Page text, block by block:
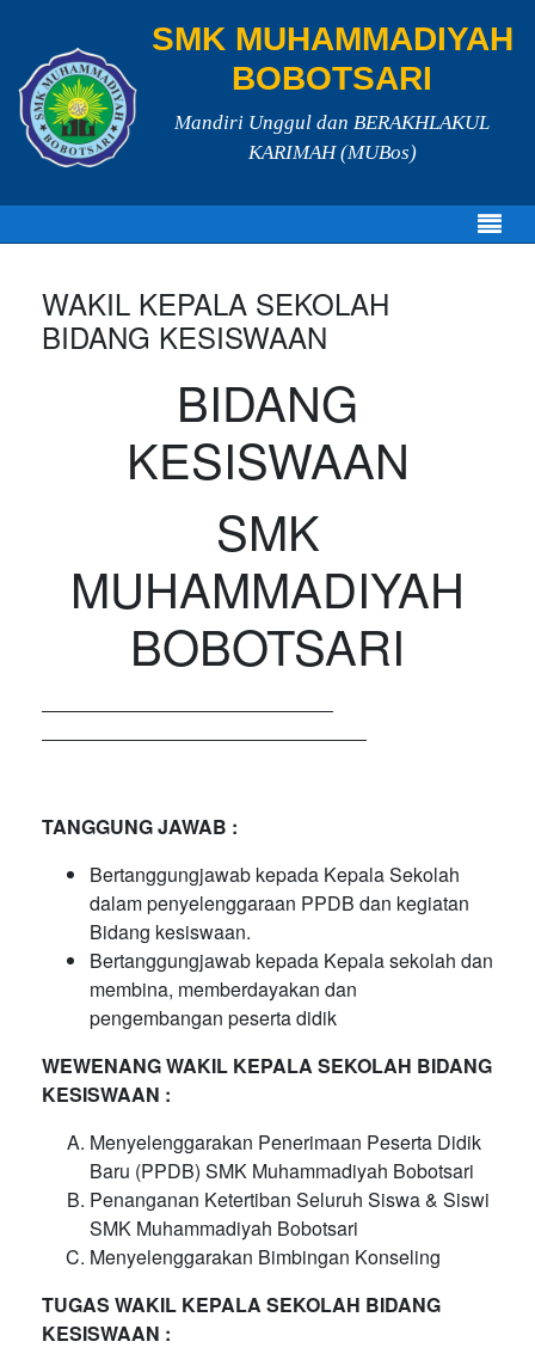
SMK MUHAMMADIYAH
BOBOTSARI
Mandiri Unggul dan BERAKHLAKUL
KARIMAH (MUBos)
WAKIL KEPALA SEKOLAH
BIDANG KESISWAAN
BIDANG
KESISWAAN
SMK
MUHAMMADIYAH
BOBOTSARI
TANGGUNG JAWAB :
Bertanggungjawab kepada Kepala Sekolah
dalam penyelenggaraan PPDB dan kegiatan
Bidang kesiswaan.
Bertanggungjawab kepada Kepala sekolah dan
membina, memberdayakan dan
pengembangan peserta didik
WEWENANG WAKIL KEPALA SEKOLAH BIDANG
KESISWAAN :
Menyelenggarakan Penerimaan Peserta Didik
Baru (PPDB) SMK Muhammadiyah Bobotsari
Penanganan Ketertiban Seluruh Siswa & Siswi
SMK Muhammadiyah Bobotsari
Menyelenggarakan Bimbingan Konseling
TUGAS WAKIL KEPALA SEKOLAH BIDANG
KESISWAAN :